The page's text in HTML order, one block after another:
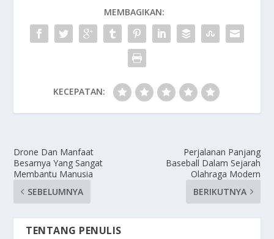
MEMBAGIKAN:
KECEPATAN:
Drone Dan Manfaat
Besarnya Yang Sangat
Membantu Manusia
SEBELUMNYA
Perjalanan Panjang
Baseball Dalam Sejarah
Olahraga Modern
BERIKUTNYA
TENTANG PENULIS